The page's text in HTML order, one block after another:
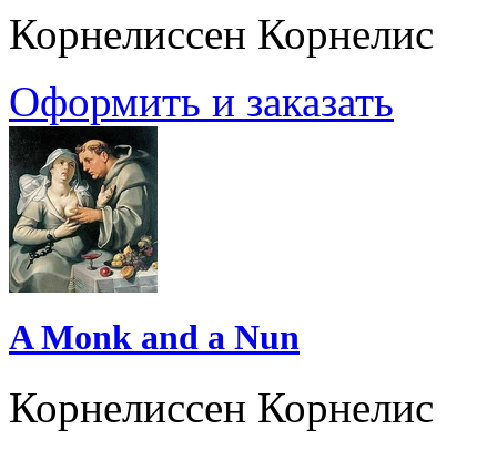
Корнелиссен Корнелис
Оформить и заказать
A Monk and a Nun
Корнелиссен Корнелис